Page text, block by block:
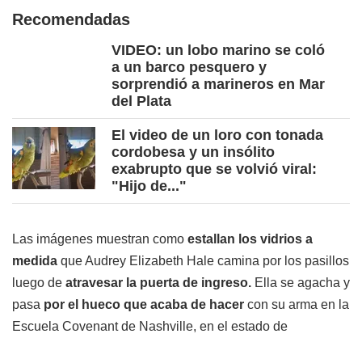
Recomendadas
VIDEO: un lobo marino se coló
a un barco pesquero y
sorprendió a marineros en Mar
del Plata
El video de un loro con tonada
cordobesa y un insólito
exabrupto que se volvió viral:
"Hijo de..."
Las imágenes muestran como estallan los vidrios a
medida que Audrey Elizabeth Hale camina por los pasillos
luego de atravesar la puerta de ingreso. Ella se agacha y
pasa por el hueco que acaba de hacer con su arma en la
Escuela Covenant de Nashville, en el estado de